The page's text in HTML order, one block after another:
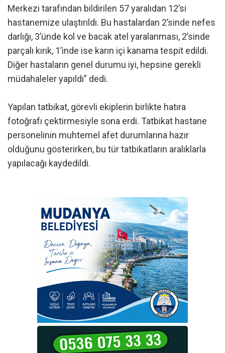
Merkezi tarafından bildirilen 57 yaralıdan 12’si
hastanemize ulaştırıldı. Bu hastalardan 2’sinde nefes
darlığı, 3’ünde kol ve bacak atel yaralanması, 2’sinde
parçalı kırık, 1’inde ise karın içi kanama tespit edildi.
Diğer hastaların genel durumu iyi, hepsine gerekli
müdahaleler yapıldı” dedi.
Yapılan tatbikat, görevli ekiplerin birlikte hatıra
fotoğrafı çektirmesiyle sona erdi. Tatbikat hastane
personelinin muhtemel afet durumlarına hazır
olduğunu gösterirken, bu tür tatbikatların aralıklarla
yapılacağı kaydedildi.